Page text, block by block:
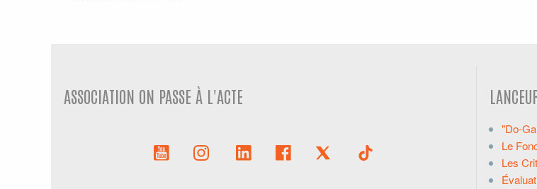
ASSOCIATION ON PASSE À L'ACTE
"Do-
Le
Les